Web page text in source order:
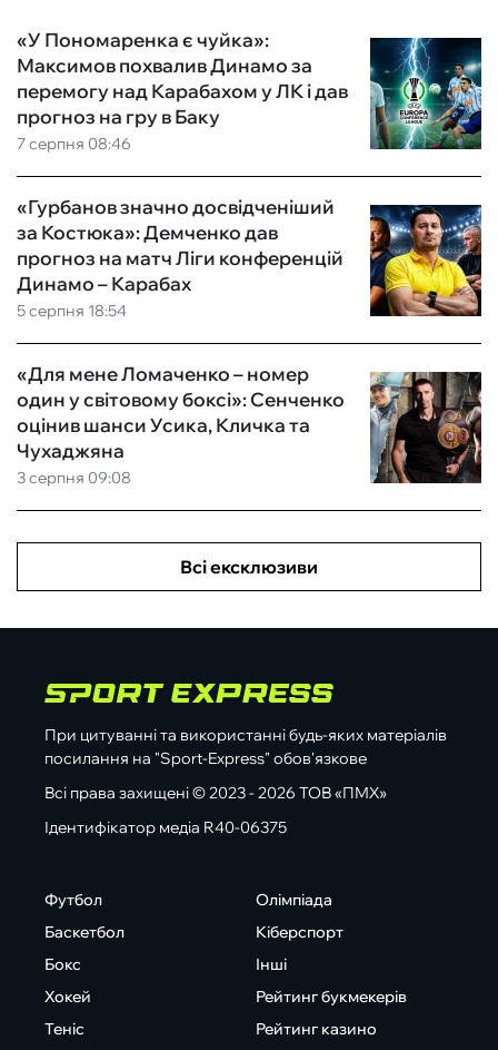
7 серпня 08:46
«У Пономаренка є чуйка»:
Максимов похвалив Динамо за
перемогу над Карабахом у ЛК і дав
прогноз на гру в Баку
5 серпня 18:54
«Гурбанов значно досвідченіший
за Костюка»: Демченко дав
прогноз на матч Ліги конференцій
Динамо – Карабах
3 серпня 09:08
«Для мене Ломаченко – номер
один у світовому боксі»: Сенченко
оцінив шанси Усика, Кличка та
Чухаджяна
Всі ексклюзиви
При цитуванні та використанні будь-яких матеріалів
посилання на "Sport-Express" обов'язкове
Всі права захищені © 2023 - 2026 ТОВ «ПМХ»
Ідентифікатор медіа R40-06375
Футбол
Баскетбол
Бокс
Хокей
Теніс
Олімпіада
Кіберспорт
Інші
Рейтинг букмекерів
Рейтинг казино